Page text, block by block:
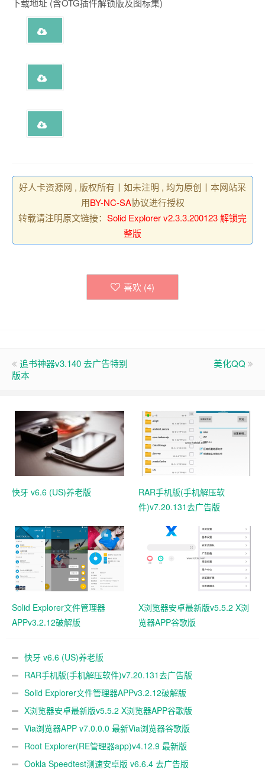
下载地址 (含OTG插件解锁版及图标集)
好人卡资源网 , 版权所有丨如未注明 , 均为原创丨本网站采
用BY-NC-SA协议进行授权
转载请注明原文链接： Solid Explorer v2.3.3.200123 解锁完
整版
喜欢 (4)
追书神器v3.140 去广告特别
版本
美化QQ
快牙 v6.6 (US)养老版
RAR手机版(手机解压软
件)v7.20.131去广告版
Solid Explorer文件管理器
APPv3.2.12破解版
X浏览器安卓最新版v5.5.2 X浏
览器APP谷歌版
快牙 v6.6 (US)养老版
RAR手机版(手机解压软件)v7.20.131去广告版
Solid Explorer文件管理器APPv3.2.12破解版
X浏览器安卓最新版v5.5.2 X浏览器APP谷歌版
Via浏览器APP v7.0.0.0 最新Via浏览器谷歌版
Root Explorer(RE管理器app)v4.12.9 最新版
Ookla Speedtest测速安卓版 v6.6.4 去广告版